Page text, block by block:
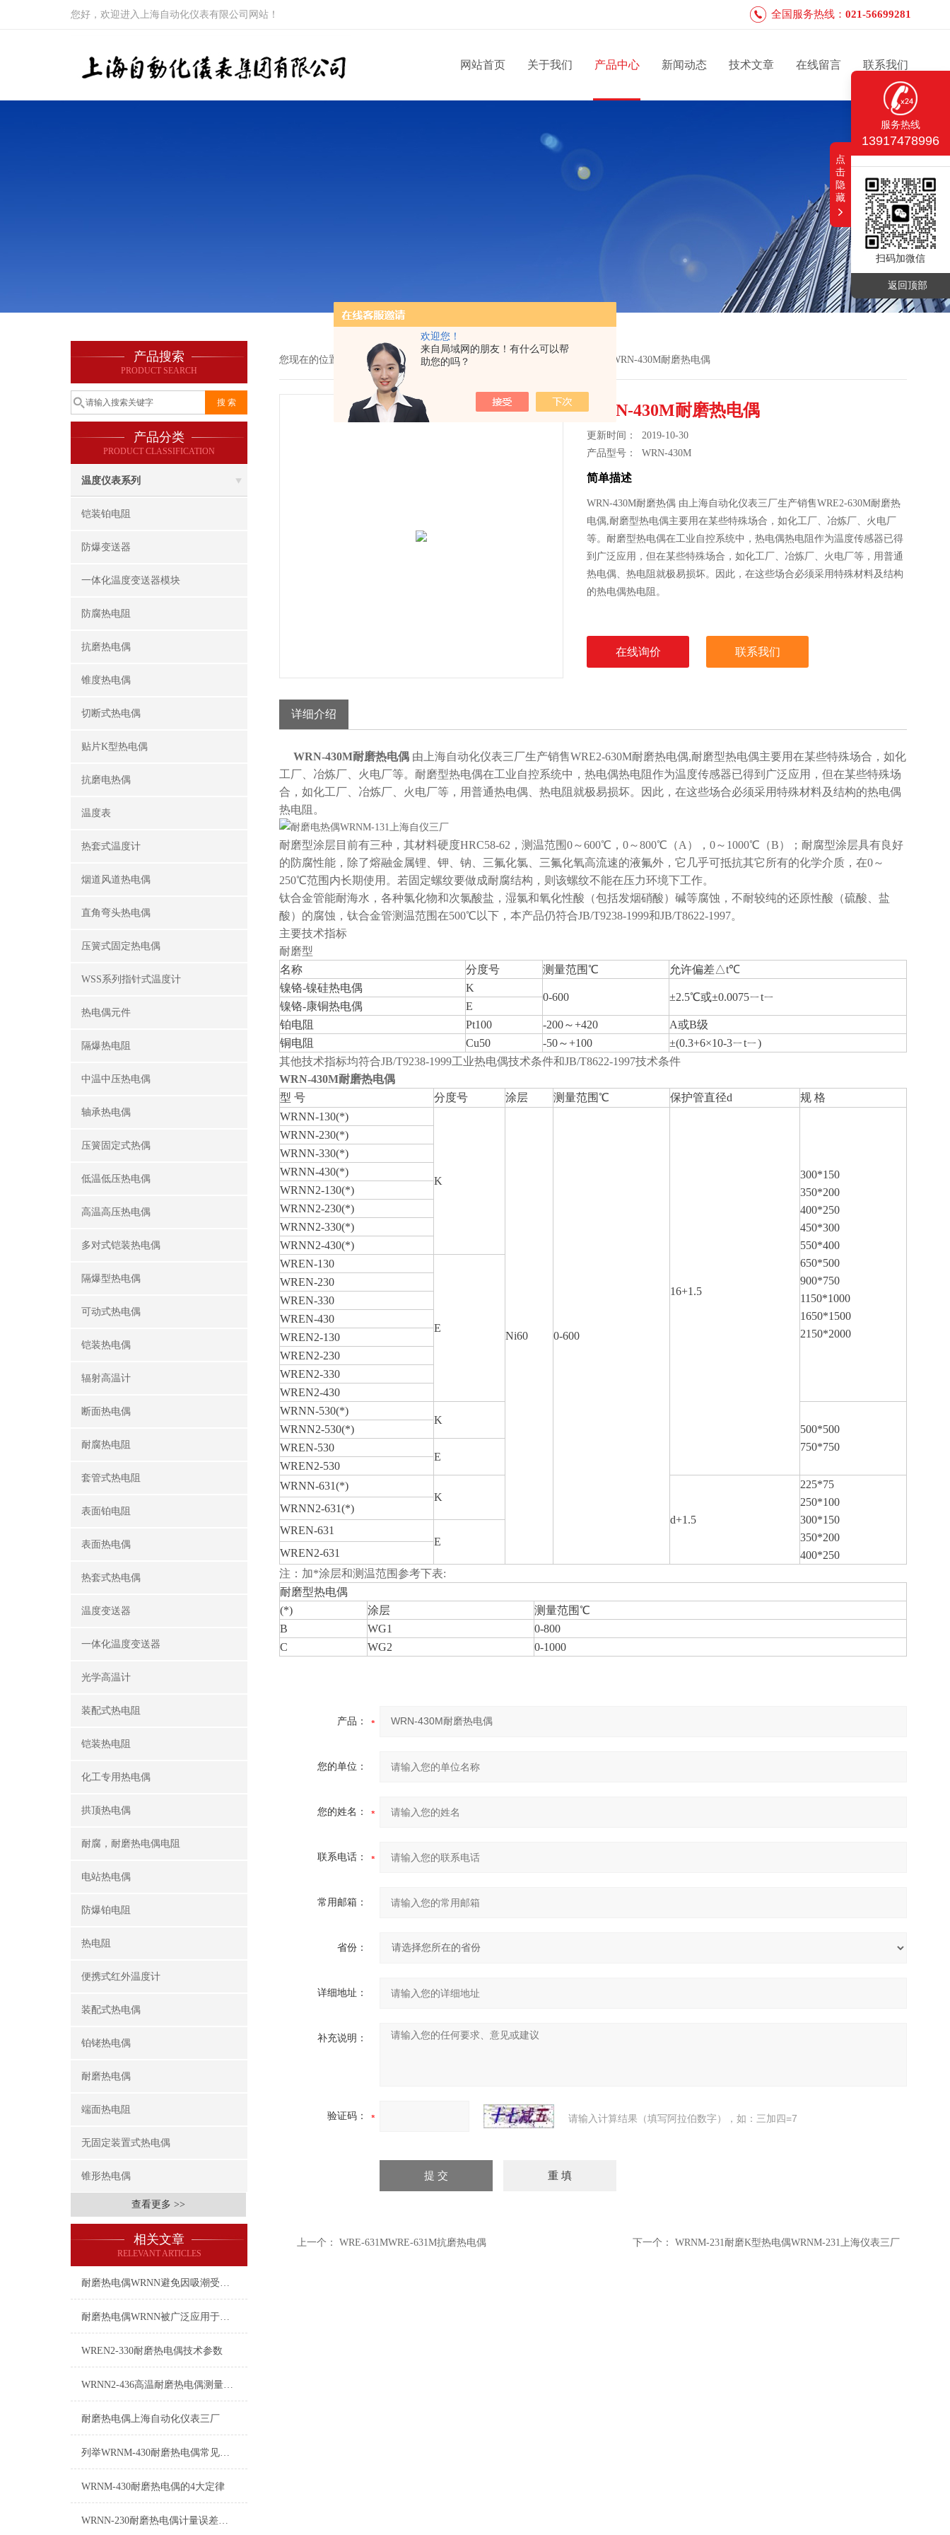
欢迎您！
来自局域网的朋友！有什么可以帮
助您的吗？
您好，欢迎进入上海自动化仪表有限公司网站！ 全国服务热线： 021-56699281
网站首页 关于我们 产品中心 新闻动态 技术文章 在线留言 联系我们
产品搜索
PRODUCT SEARCH
产品分类
PRODUCT CLASSIFICATION
温度仪表系列
铠装铂电阻
防爆变送器
一体化温度变送器模块
防腐热电阻
抗磨热电偶
锥度热电偶
切断式热电偶
贴片K型热电偶
抗磨电热偶
温度表
热套式温度计
烟道风道热电偶
直角弯头热电偶
压簧式固定热电偶
WSS系列指针式温度计
热电偶元件
隔爆热电阻
中温中压热电偶
轴承热电偶
压簧固定式热偶
低温低压热电偶
高温高压热电偶
多对式铠装热电偶
隔爆型热电偶
可动式热电偶
铠装热电偶
辐射高温计
断面热电偶
耐腐热电阻
套管式热电阻
表面铂电阻
表面热电偶
热套式热电偶
温度变送器
一体化温度变送器
光学高温计
装配式热电阻
铠装热电阻
化工专用热电偶
拱顶热电偶
耐腐，耐磨热电偶电阻
电站热电偶
防爆铂电阻
热电阻
便携式红外温度计
装配式热电偶
铂铑热电偶
耐磨热电偶
端面热电阻
无固定装置式热电偶
锥形热电偶
查看更多 >>
相关文章
RELEVANT ARTICLES
耐磨热电偶WRNN避免因吸潮受到影响的方法耐磨热电偶WRNN的方法
耐磨热电偶WRNN被广泛应用于以下领域
WREN2-330耐磨热电偶技术参数
WRNN2-436高温耐磨热电偶测量误差及其注意事项
耐磨热电偶上海自动化仪表三厂
列举WRNM-430耐磨热电偶常见八种故障
WRNM-430耐磨热电偶的4大定律
WRNN-230耐磨热电偶计量误差的产生原因
您现在的位置： 首页 > 产品中心 >温度仪表系列 > WRN-430MWRN-430M耐磨热电偶
WRN-430M耐磨热电偶
更新时间： 2019-10-30
产品型号：WRN-430M
简单描述
WRN-430M耐磨热偶 由上海自动化仪表三厂生产销售WRE2-630M耐磨热
电偶,耐磨型热电偶主要用在某些特殊场合，如化工厂、冶炼厂、火电厂
等。耐磨型热电偶在工业自控系统中，热电偶热电阻作为温度传感器已得
到广泛应用，但在某些特殊场合，如化工厂、冶炼厂、火电厂等，用普通
热电偶、热电阻就极易损坏。因此，在这些场合必须采用特殊材料及结构
的热电偶热电阻。
在线询价 联系我们
详细介绍
WRN-430M耐磨热电偶 由上海自动化仪表三厂生产销售WRE2-630M耐磨热电偶,耐磨型热电偶主要用在某些特殊场合，如化
工厂、冶炼厂、火电厂等。耐磨型热电偶在工业自控系统中，热电偶热电阻作为温度传感器已得到广泛应用，但在某些特殊场
合，如化工厂、冶炼厂、火电厂等，用普通热电偶、热电阻就极易损坏。因此，在这些场合必须采用特殊材料及结构的热电偶
热电阻。
耐磨型涂层目前有三种，其材料硬度HRC58-62，测温范围0～600℃，0～800℃（A），0～1000℃（B）；耐腐型涂层具有良好
的防腐性能，除了熔融金属锂、钾、钠、三氟化氯、三氟化氧高流速的液氟外，它几乎可抵抗其它所有的化学介质，在0～
250℃范围内长期使用。若固定螺纹要做成耐腐结构，则该螺纹不能在压力环境下工作。
钛合金管能耐海水，各种氯化物和次氯酸盐，湿氯和氧化性酸（包括发烟硝酸）碱等腐蚀，不耐较纯的还原性酸（硫酸、盐
酸）的腐蚀，钛合金管测温范围在500℃以下，本产品仍符合JB/T9238-1999和JB/T8622-1997。
主要技术指标
耐磨型
名称
分度号 测量范围℃ 允许偏差△t℃
镍铬-镍硅热电偶 K
0-600 ±2.5℃或±0.0075ㄧtㄧ
镍铬-康铜热电偶
E
铂电阻
Pt100 -200～+420 A或B级
铜电阻
Cu50 -50～+100 ±(0.3+6×10-3ㄧtㄧ)
其他技术指标均符合JB/T9238-1999工业热电偶技术条件和JB/T8622-1997技术条件
WRN-430M耐磨热电偶
型 号 分度号 涂层 测量范围℃ 保护管直径d 规 格
WRNN-130(*)
K
Ni60 0-600
16+1.5
300*150
350*200
400*250
450*300
550*400
650*500
900*750
1150*1000
1650*1500
2150*2000
WRNN-230(*)
WRNN-330(*)
WRNN-430(*)
WRNN2-130(*)
WRNN2-230(*)
WRNN2-330(*)
WRNN2-430(*)
WREN-130
E
WREN-230
WREN-330
WREN-430
WREN2-130
WREN2-230
WREN2-330
WREN2-430
WRNN-530(*)
K
500*500
750*750
WRNN2-530(*)
WREN-530
E
WREN2-530
WRNN-631(*)
K
d+1.5
225*75
250*100
300*150
350*200
400*250
WRNN2-631(*)
WREN-631
E
WREN2-631
注：加*涂层和测温范围参考下表:
耐磨型热电偶
(*)
涂层
测量范围℃
B
WG1
0-800
C
WG2 0-1000
产品：
您的单位：
您的姓名：
联系电话：
常用邮箱：
省份：
详细地址：
补充说明：
验证码： 请输入计算结果（填写阿拉伯数字），如：三加四=7
上一个： WRE-631MWRE-631M抗磨热电偶 下一个： WRNM-231耐磨K型热电偶WRNM-231上海仪表三厂
服务热线
13917478996
扫码加微信
返回顶部
点
击
隐
藏